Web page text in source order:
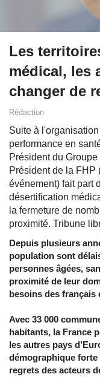
Les
médical, les
changer de
Rédaction
Suite à
performance en
Président du
Président de la FHP
événement) fait part
désertification
la fermeture de
proximité. Tribune
Depuis plusieurs
population sont
personnes âgées,
proximité de leur
besoins des français
Avec 33 000
habitants, la France
les autres pays
démographique forte
regrets des acteurs